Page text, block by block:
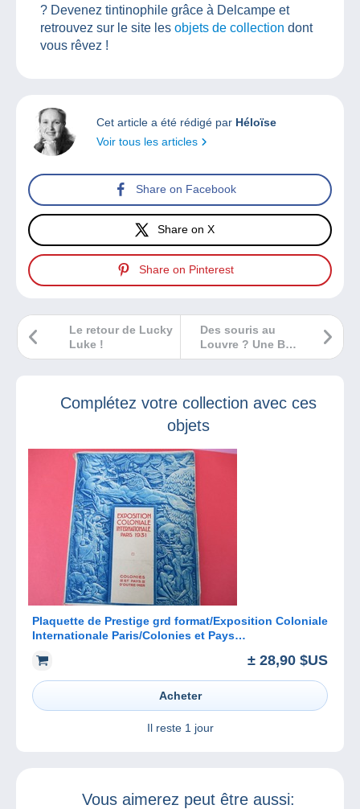
? Devenez tintinophile grâce à Delcampe et
retrouvez sur le site les objets de collection dont
vous rêvez !
Cet article a été rédigé par Héloïse
Voir tous les articles
Share on Facebook
Share on X
Share on Pinterest
Des souris au
Louvre ? Une BD
sur le Kivu ?
Le retour de Lucky
Luke !
Complétez votre collection avec ces
objets
Plaquette de Prestige grd format/Exposition Coloniale
Internationale Paris/Colonies et Pays
± 28,90 $US
Acheter
Il reste 1 jour
Vous aimerez peut être aussi: